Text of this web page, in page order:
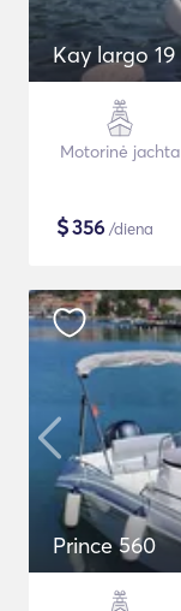
Kay largo 19
Motorinė jachta
$356 /diena
Prince 560